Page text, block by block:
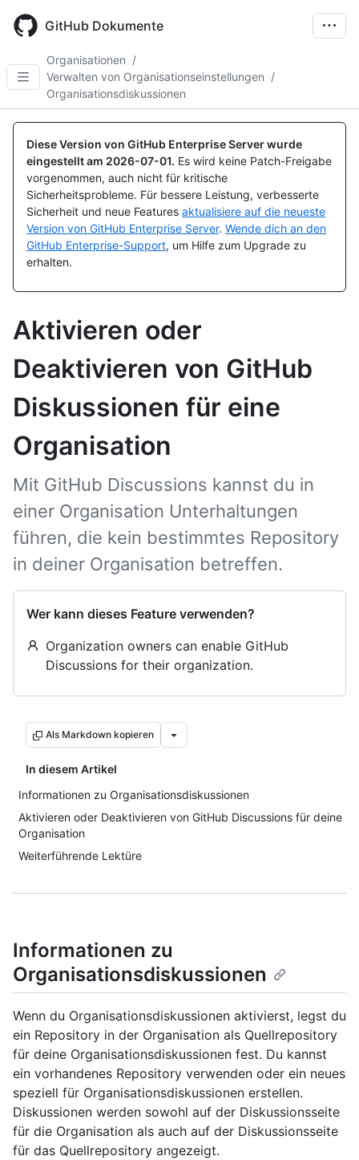
main
GitHub Dokumente
Organisationen /
Verwalten von Organisationseinstellungen /
Organisationsdiskussionen
Diese Version von GitHub Enterprise Server wurde
eingestellt am 2026-07-01. Es wird keine Patch-Freigabe
vorgenommen, auch nicht für kritische
Sicherheitsprobleme. Für bessere Leistung, verbesserte
Sicherheit und neue Features aktualisiere auf die neueste
Version von GitHub Enterprise Server. Wende dich an den
GitHub Enterprise-Support, um Hilfe zum Upgrade zu
erhalten.
Aktivieren oder
Deaktivieren von GitHub
Diskussionen für eine
Organisation
Mit GitHub Discussions kannst du in
einer Organisation Unterhaltungen
führen, die kein bestimmtes Repository
in deiner Organisation betreffen.
Wer kann dieses Feature verwenden?
Organization owners can enable GitHub
Discussions for their organization.
Als Markdown kopieren
In diesem Artikel
Informationen zu Organisationsdiskussionen
Aktivieren oder Deaktivieren von GitHub Discussions für deine
Organisation
Weiterführende Lektüre
Informationen zu
Organisationsdiskussionen
Wenn du Organisationsdiskussionen aktivierst, legst du
ein Repository in der Organisation als Quellrepository
für deine Organisationsdiskussionen fest. Du kannst
ein vorhandenes Repository verwenden oder ein neues
speziell für Organisationsdiskussionen erstellen.
Diskussionen werden sowohl auf der Diskussionsseite
für die Organisation als auch auf der Diskussionsseite
für das Quellrepository angezeigt.